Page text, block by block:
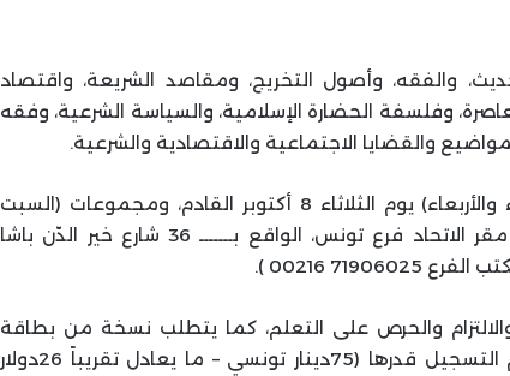
والفقه، وأصول التخريج، ومقاصد الشريعة، واقتصاد
وفلسفة الحضارة الإسلامية، والسياسة الشرعية، وفقه
والقضايا الاجتماعية والاقتصادية والشرعية.
وتنطلق دروس الدورة لمجموعات (الثلاثاء والأربعاء) يوم الثلاثاء 8 أكتوبر القادم، ومجموعات (السبت
والأحد) يوم السبت 12 أكتوبر القادم، في مقر الاتحاد فرع تونس، الواقع بـــــــ 36 شارع خير الدّن باشا
00216 ).
والحرص على التعلم، كما يتطلب نسخة من بطاقة
التعريف الوطنية، وصورة شمسية، ورسوم التسجيل قدرها (75دينار تونسي – ما يعادل تقريباً 26دولار